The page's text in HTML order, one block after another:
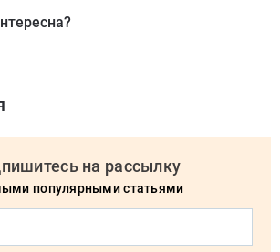
на рассылку
популярными статьями